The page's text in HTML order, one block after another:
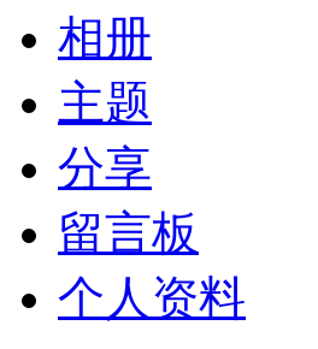
相册
主题
分享
留言板
个人资料